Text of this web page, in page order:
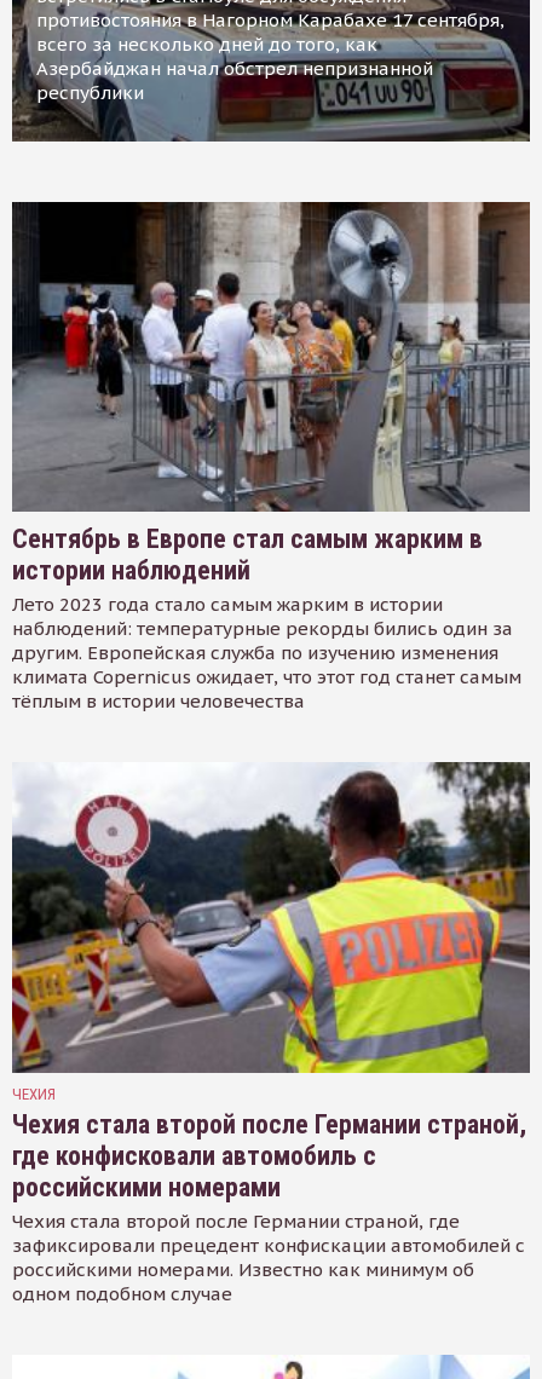
противостояния в Нагорном Карабахе 17 сентября,
всего за несколько дней до того, как
Азербайджан начал обстрел непризнанной
республики
Сентябрь в Европе стал самым жарким в
истории наблюдений
Лето 2023 года стало самым жарким в истории
наблюдений: температурные рекорды бились один за
другим. Европейская служба по изучению изменения
климата Copernicus ожидает, что этот год станет самым
тёплым в истории человечества
ЧЕХИЯ
Чехия стала второй после Германии страной,
где конфисковали автомобиль с
российскими номерами
Чехия стала второй после Германии страной, где
зафиксировали прецедент конфискации автомобилей с
российскими номерами. Известно как минимум об
одном подобном случае